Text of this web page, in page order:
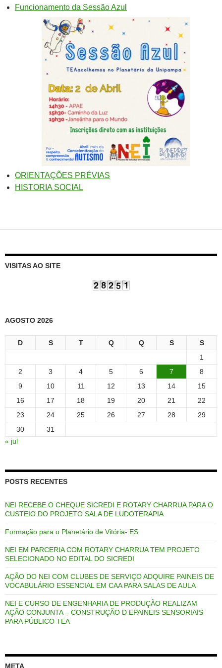
Funcionamento da Sessão Azul
ORIENTAÇÕES PRÉVIAS
HISTORIA SOCIAL
VISITAS AO SITE
AGOSTO 2026
D S T Q Q S
S
1
2
3 4 5 6 7
8
9
10 11 12 13 14
15
16
17 18 19 20 21
22
23
24 25 26 27 28
29
30
31
« jul
POSTS RECENTES
NEI RECEBE O CHEQUE SICREDI E ROTARY CHARRUA PARA O
CUSTEIO DO PROJETO SALA DE LUDOTERAPIA
Formação para o Planetário de Vitória- ES
NEI EM PARCERIA COM ROTARY CHARRUA TEM PROJETO
SELECIONADO NO EDITAL DO SICREDI
AÇÃO DO NEI COM CLUBES DE SERVIÇO ADQUIRE PAINEIS DE
VOCABULÁRIO ESSENCIAL EM CAA PARA SALAS DE AULA
NEI E CURSO DE ENGENHARIA DE PRODUÇÃO REALIZAM
AÇÃO CONJUNTA – CONSTRUÇÃO D EPAINEIS SENSORIAIS
PARA PÚBLICO TEA
META